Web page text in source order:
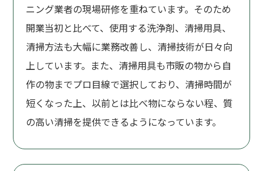
ニング業者の現場研修を重ねています。そのため
開業当初と比べて、使用する洗浄剤、清掃用具、
清掃方法も大幅に業務改善し、清掃技術が日々向
上しています。また、清掃用具も市販の物から自
作の物までプロ目線で選択しており、清掃時間が
短くなった上、以前とは比べ物にならない程、質
の高い清掃を提供できるようになっています。